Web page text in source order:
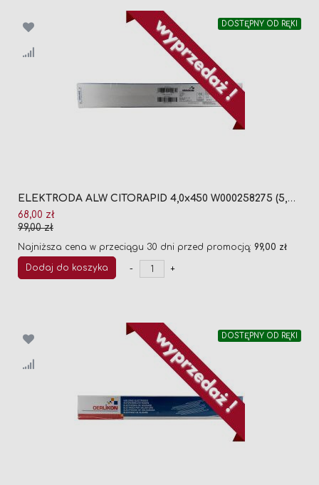
DOSTĘPNY OD RĘKI
ELEKTRODA ALW CITORAPID 4,0x450 W000258275 (5,44KG)
Cena
promocyjna
68,00 zł
99,00 zł
Najniższa cena w przeciągu 30 dni przed promocją: 99,00 zł
Dodaj do koszyka - +
DOSTĘPNY OD RĘKI